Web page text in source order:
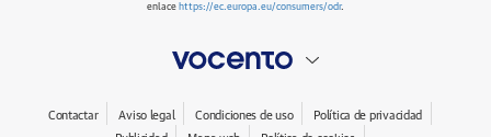
enlace https://ec.europa.eu/consumers/odr.
Contactar Aviso legal Condiciones de uso
Política de privacidad